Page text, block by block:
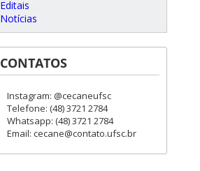
Editais
Notícias
CONTATOS
Instagram: @cecaneufsc
Telefone: (48) 3721 2784
Whatsapp: (48) 3721 2784
Email: cecane@contato.ufsc.br